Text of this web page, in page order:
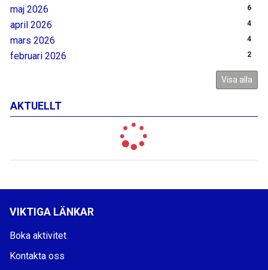
maj 2026 6
april 2026 4
mars 2026 4
februari 2026 2
Visa alla
AKTUELLT
VIKTIGA LÄNKAR
Boka aktivitet
Kontakta oss